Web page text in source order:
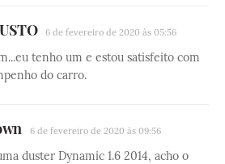
6 de fevereiro de 2020 às 05:56
tenho um e estou satisfeito com
do carro.
6 de fevereiro de 2020 às 09:56
duster Dynamic 1.6 2014, acho o